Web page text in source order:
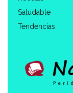
Saludable
Tendencias